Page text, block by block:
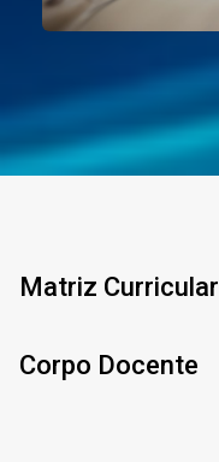
Matriz Curricular
Corpo Docente